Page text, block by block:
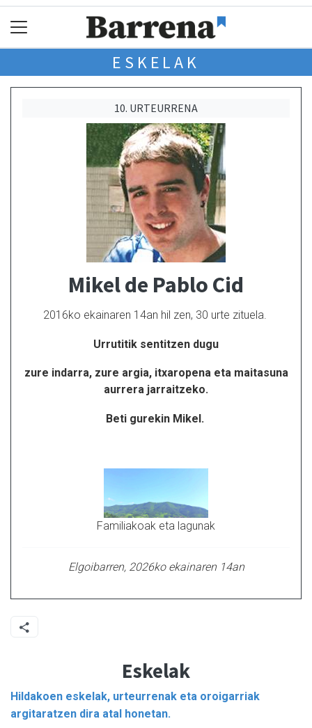
ESKELAK
10. URTEURRENA
Mikel de Pablo Cid
2016ko ekainaren 14an hil zen, 30 urte zituela.
Urrutitik sentitzen dugu
zure indarra, zure argia, itxaropena eta maitasuna
aurrera jarraitzeko.
Beti gurekin Mikel.
Familiakoak eta lagunak
Elgoibarren, 2026ko ekainaren 14an
Eskelak
Hildakoen eskelak, urteurrenak eta oroigarriak
argitaratzen dira atal honetan.